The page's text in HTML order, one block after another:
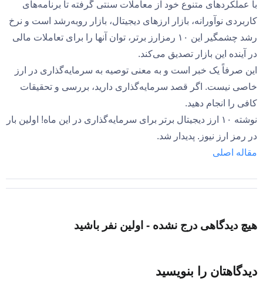
با عملکردهای متنوع خود از معاملات سنتی گرفته تا برنامه‌های
کاربردی نوآورانه، بازار ارزهای دیجیتال، بازار رو‌به‌رشد است و نرخ
رشد چشمگیر این ۱۰ رمزارز برتر، توان آنها را برای تعاملات مالی
در آینده این بازار تصدیق می‌کند.
این صرفاً یک خبر است و به معنی توصیه به سرمایه‌گذاری در ارز
خاصی نیست. اگر قصد سرمایه‌گذاری دارید، بررسی و تحقیقات
کافی را انجام دهید.
نوشته ۱۰ ارز دیجیتال برتر برای سرمایه‌گذاری در این ماه! اولین بار
در رمز ارز نیوز. پدیدار شد.
مقاله اصلی
هیچ دیدگاهی درج نشده - اولین نفر باشید
دیدگاهتان را بنویسید